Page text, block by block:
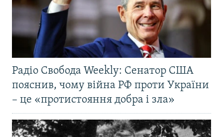
Радіо Свобода Weekly: Сенатор США
пояснив, чому війна РФ проти України
– це «протистояння добра і зла»